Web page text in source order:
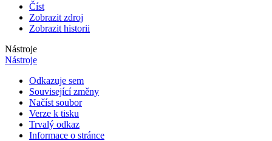
Číst
Zobrazit zdroj
Zobrazit historii
Nástroje
Nástroje
Odkazuje sem
Související změny
Načíst soubor
Verze k tisku
Trvalý odkaz
Informace o stránce